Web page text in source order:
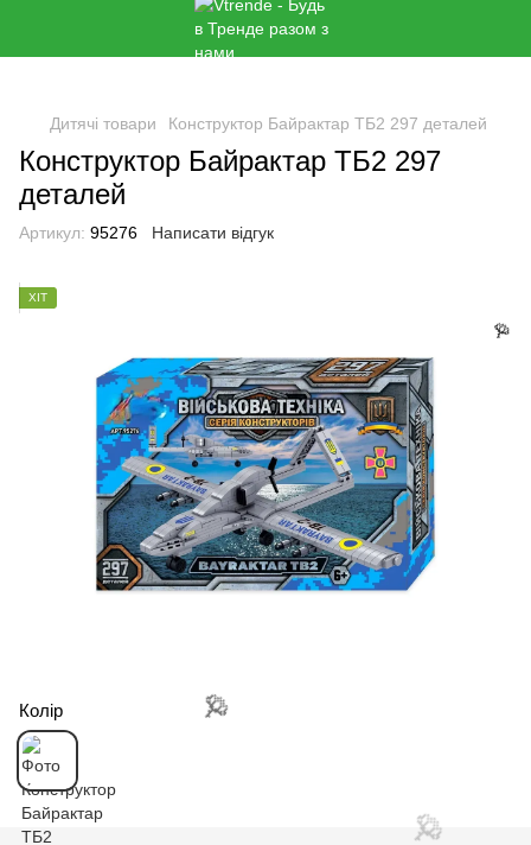
Дитячі товари Конструктор Байрактар ​​ТБ2 297 деталей
Конструктор Байрактар ​​ТБ2 297
деталей
Артикул: 95276 Написати відгук
ХІТ
Колір
🌹